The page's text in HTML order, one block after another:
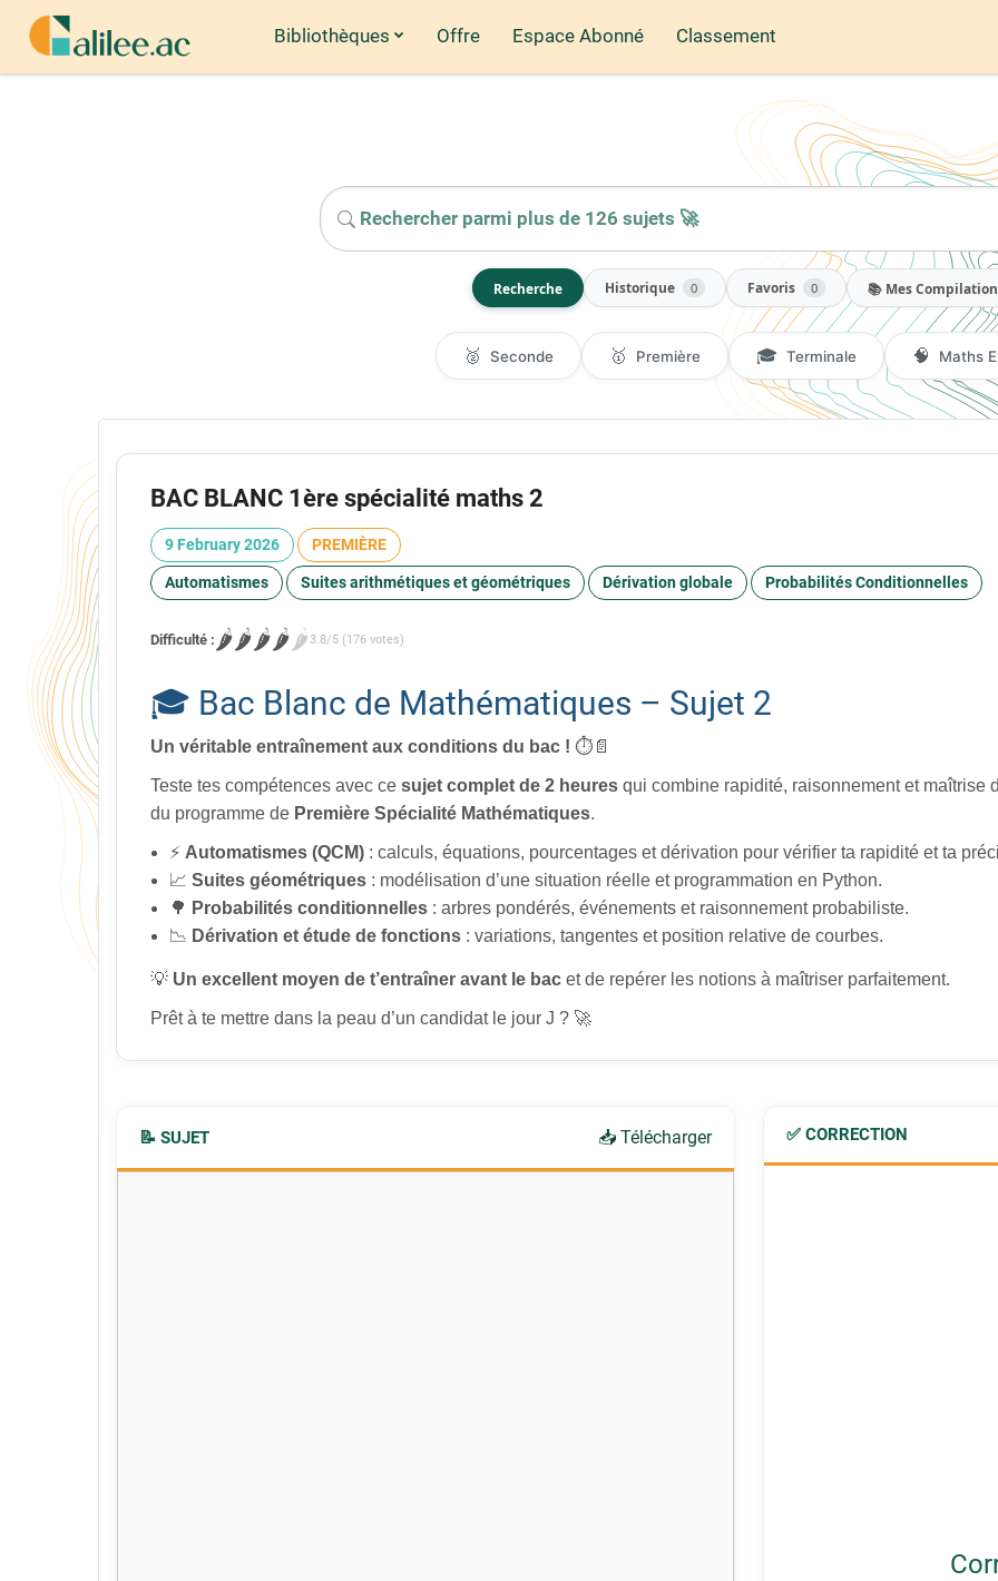
Passer au contenu principal Bibliothèques Offre Espace Abonné Classement
Recherche Historique 0 Favoris 0 📚 Mes
🥈 Seconde 🥇 Première 🎓 Terminale 🧠 Maths
BAC BLANC 1ère spécialité maths 2
9 February 2026 PREMIÈRE
Automatismes Suites arithmétiques et géométriques Dérivation globale Probabilités Conditionnelles
Difficulté : 🌶️🌶️🌶️🌶️🌶️3.8/5 (176 votes)
🎓 Bac Blanc de Mathématiques – Sujet 2
Un véritable entraînement aux conditions du bac ! ⏱️📄
Teste tes compétences avec ce sujet complet de 2 heures qui combine rapidité, raisonnement et maîtrise
du programme de Première Spécialité Mathématiques.
⚡ Automatismes (QCM): calculs, équations, pourcentages et dérivation pour vérifier ta rapidité et ta
📈 Suites géométriques: modélisation d’une situation réelle et programmation en Python.
🌳 Probabilités conditionnelles: arbres pondérés, événements et raisonnement probabiliste.
📉 Dérivation et étude de fonctions: variations, tangentes et position relative de courbes.
💡 Un excellent moyen de t’entraîner avant le bac et de repérer les notions à maîtriser parfaitement.
Prêt à te mettre dans la peau d’un candidat le jour J ? 🚀
📝 SUJET 📥 Télécharger ✅ CORRECTION